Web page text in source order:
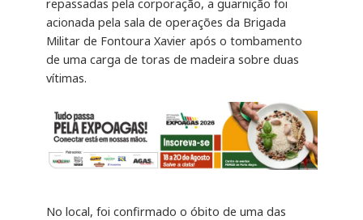
repassadas pela corporação, a guarnição foi
acionada pela sala de operações da Brigada
Militar de Fontoura Xavier após o tombamento
de uma carga de toras de madeira sobre duas
vítimas.
No local, foi confirmado o óbito de uma das